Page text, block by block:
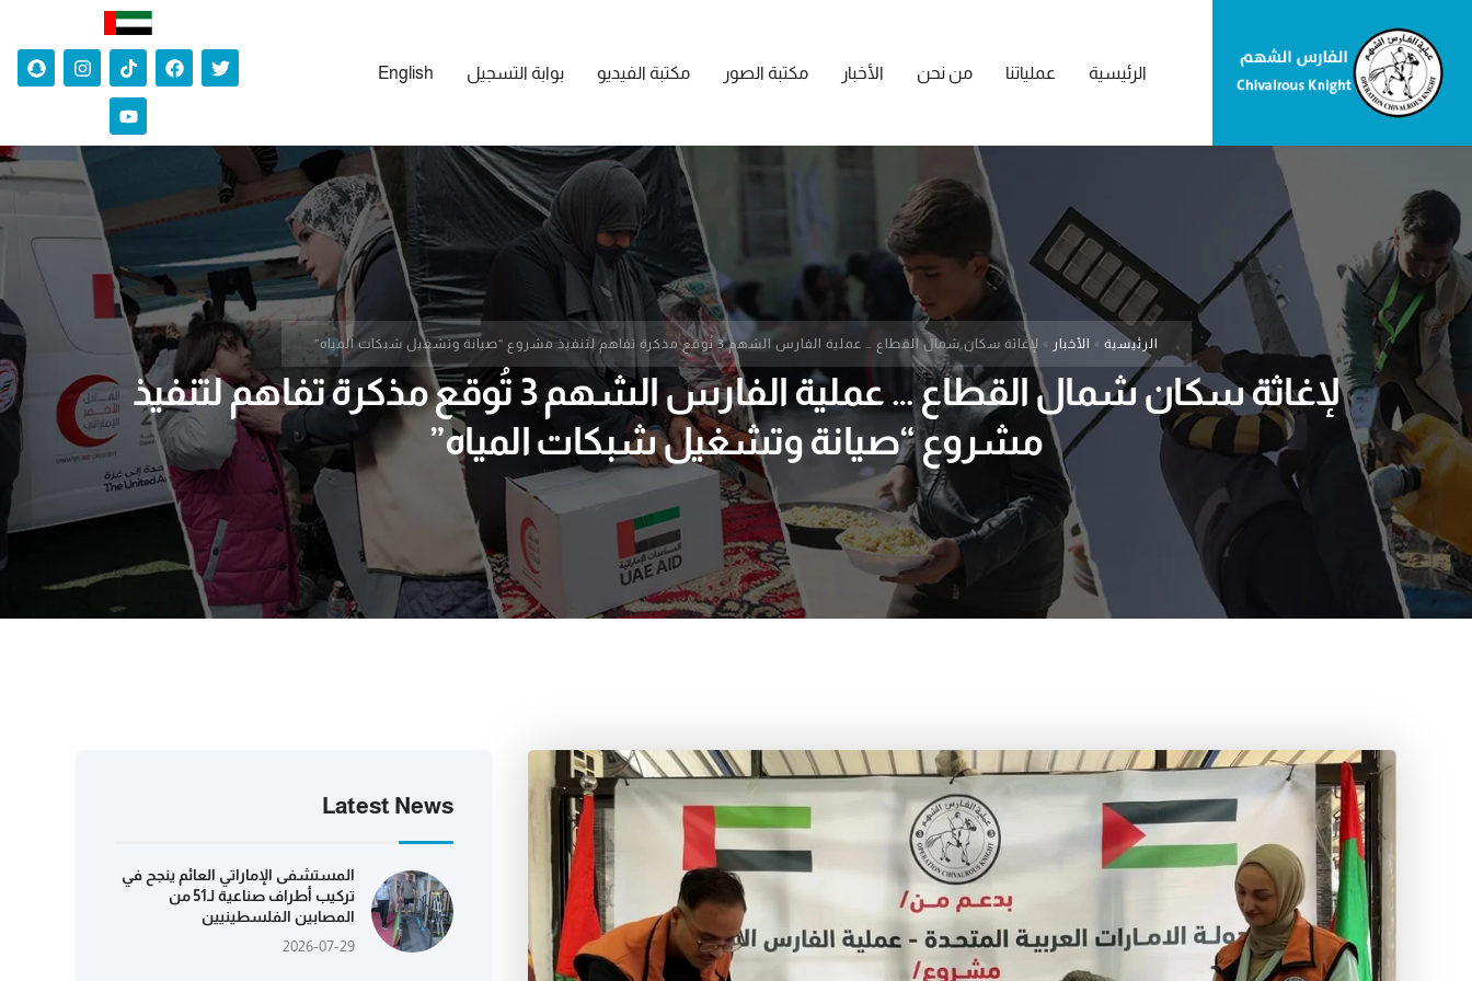
الرئيسية عملياتنا من نحن الأخبار مكتبة الصور مكتبة الفيديو بوابة التسجيل English
الرئيسية » الأخبار » لإغاثة سكان شمال القطاع … عملية الفارس الشهم 3 تُوقع مذكرة تفاهم لتنفيذ مشروع “صيانة وتشغيل شبكات المياه”
لإغاثة سكان شمال القطاع … عملية الفارس الشهم 3 تُوقع مذكرة تفاهم لتنفيذ
مشروع “صيانة وتشغيل شبكات المياه”
Latest News
المستشفى الإماراتي العائم ينجح في
تركيب أطراف صناعية لـ51 من
المصابين الفلسطينيين
2026-07-29